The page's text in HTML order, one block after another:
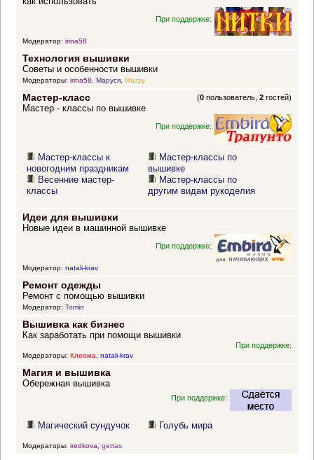
При поддержке:
Модератор: irina58
Технология вышивки
Советы и особенности вышивки
Модераторы: irina58, Маруся, Mazzy
Мастер-класс (0 пользователь,2 гостей)
Мастер - классы по вышивке
При поддержке:
Мастер-классы к
новогодним праздникам
Весенние мастер-
классы
Мастер-классы по
вышивке
Мастер-классы по
другим видам рукоделия
Идеи для вышивки
Новые идеи в машинной вышивке
При поддержке:
Модератор: natali-krav
Ремонт одежды
Ремонт с помощью вышивки
Модератор: Tomin
Вышивка как бизнес
Как заработать при помощи вышивки
При поддержке:
Модераторы: Клеома, natali-krav
Магия и вышивка
Обережная вышивка
При поддержке:
Магический сундучок Голубь мира
Модераторы: iredkova gettas